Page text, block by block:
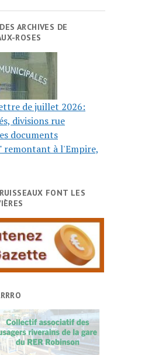
ARCHIVES DE
ROSES
de juillet 2026:
divisions rue
documents
remontant à l'Empire,
FONT LES